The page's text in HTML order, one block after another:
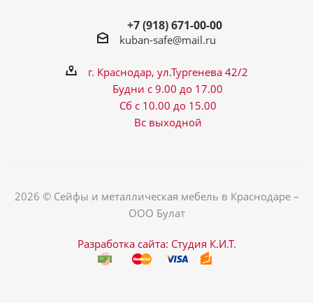
+7 (918) 671-00-00
kuban-safe@mail.ru
г. Краснодар, ул.Тургенева 42/2
Будни с 9.00 до 17.00
Сб с 10.00 до 15.00
Вс выходной
2026 © Сейфы и металлическая мебель в Краснодаре –
ООО Булат
Разработка сайта: Студия К.И.Т.